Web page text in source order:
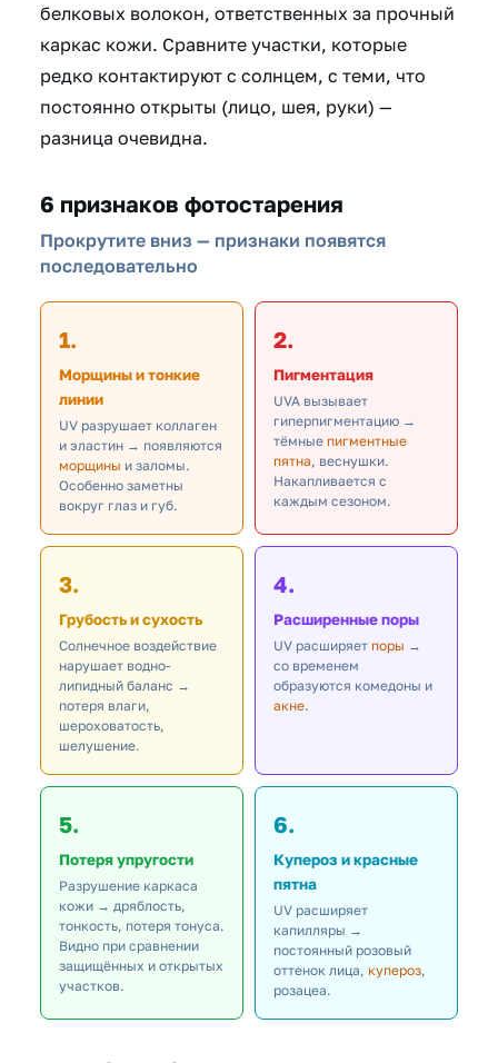
белковых волокон, ответственных за прочный
каркас кожи. Сравните участки, которые
редко контактируют с солнцем, с теми, что
постоянно открыты (лицо, шея, руки) —
разница очевидна.
6 признаков фотостарения
Прокрутите вниз — признаки появятся
последовательно
1.
Морщины и тонкие
линии
UV разрушает коллаген
и эластин → появляются
морщины и заломы.
Особенно заметны
вокруг глаз и губ.
2.
Пигментация
UVA вызывает
гиперпигментацию →
тёмные пигментные
пятна, веснушки.
Накапливается с
каждым сезоном.
3.
Грубость и сухость
Солнечное воздействие
нарушает водно-
липидный баланс →
потеря влаги,
шероховатость,
шелушение.
4.
Расширенные поры
UV расширяет поры →
со временем
образуются комедоны и
акне.
5.
Потеря упругости
Разрушение каркаса
кожи → дряблость,
тонкость, потеря тонуса.
Видно при сравнении
защищённых и открытых
участков.
6.
Купероз и красные
пятна
UV расширяет
капилляры →
постоянный розовый
оттенок лица, купероз,
розацеа.